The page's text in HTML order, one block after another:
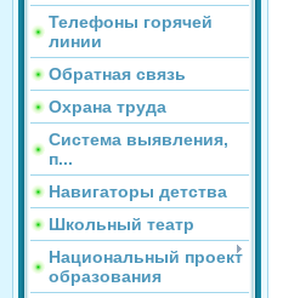
Телефоны горячей
линии
Обратная связь
Охрана труда
Система выявления,
п...
Навигаторы детства
Школьный театр
Национальный проект
образования